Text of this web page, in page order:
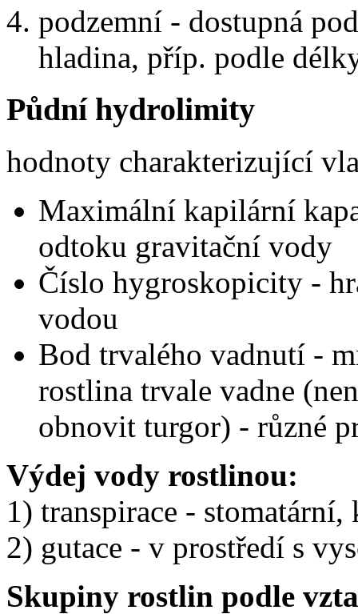
podzemní - dostupná
hladina, příp. podle
Půdní hydrolimity
hodnoty charakterizující
Maximální kapilární
odtoku gravitační vody
Číslo hygroskopicity -
vodou
Bod trvalého vadnutí -
rostlina trvale vadne
obnovit turgor) - různé
Výdej vody rostlinou:
1) transpirace -
2) gutace - v prostředí s
Skupiny rostlin podle